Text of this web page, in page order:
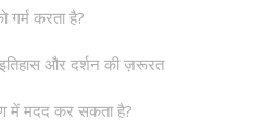
करता है?
इतिहास और दर्शन की ज़रूरत
में मदद कर सकता है?